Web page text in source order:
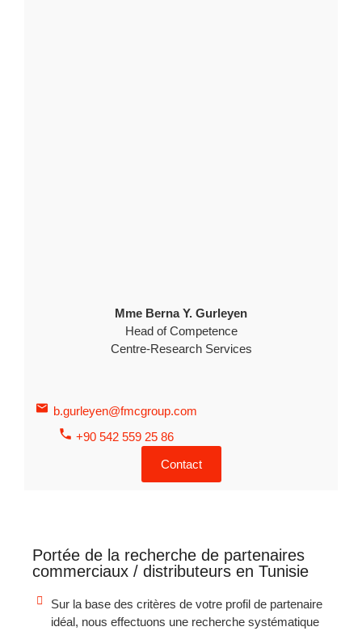
Mme Berna Y. Gurleyen
Head of Competence
Centre-Research Services
b.gurleyen@fmcgroup.com
+90 542 559 25 86
Contact
Portée de la recherche de partenaires
commerciaux / distributeurs en Tunisie
Sur la base des critères de votre profil de partenaire
idéal, nous effectuons une recherche systématique